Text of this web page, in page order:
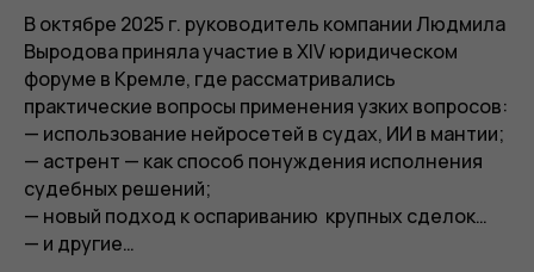
В октябре 2025 г. руководитель компании Людмила
Выродова приняла участие в XIV юридическом
форуме в Крем ле, где рассматривались
практические вопросы применения узких вопросов:
— использование нейросетей в судах, ИИ в мантии;
— астрент — как способ понуждения исполнения
судебных решений;
— новый подход к оспариванию крупных сделок…
— и другие…